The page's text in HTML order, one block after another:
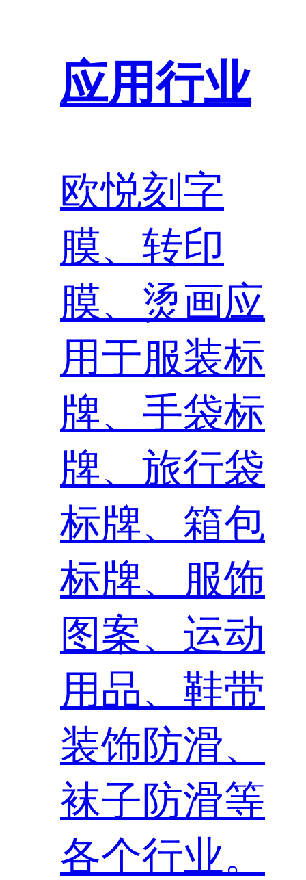
应用行业
欧悦刻字
膜、转印
膜、烫画应
用于服装标
牌、手袋标
牌、旅行袋
标牌、箱包
标牌、服饰
图案、运动
用品、鞋带
装饰防滑、
袜子防滑等
各个行业。